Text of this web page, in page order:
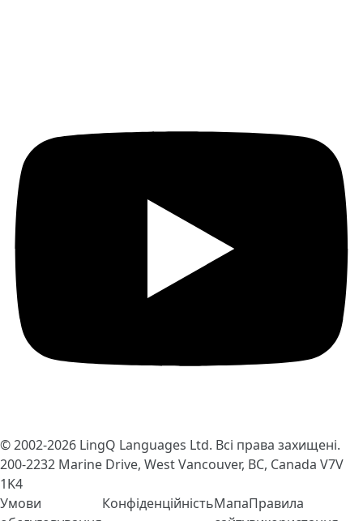
© 2002-2026 LingQ Languages Ltd. Всі права захищені.
200-2232 Marine Drive, West Vancouver, BC, Canada V7V
1K4
Умови
КонфіденційністьМапаПравила